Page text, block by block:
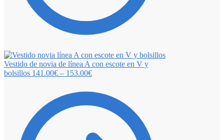
Vestido de novia de línea A con escote en V y
bolsillos 141.00€ – 153.00€